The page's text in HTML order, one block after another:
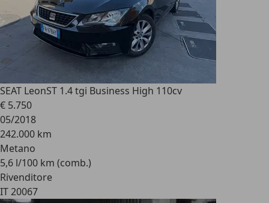
SEAT LeonST 1.4 tgi Business High 110cv
€ 5.750
05/2018
242.000 km
Metano
5,6 l/100 km (comb.)
Rivenditore
IT 20067